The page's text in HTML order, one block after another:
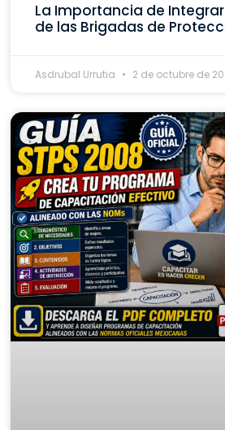
La Importancia de
de las Brigadas de
Asdrubal Urrutia 2 de octubre de